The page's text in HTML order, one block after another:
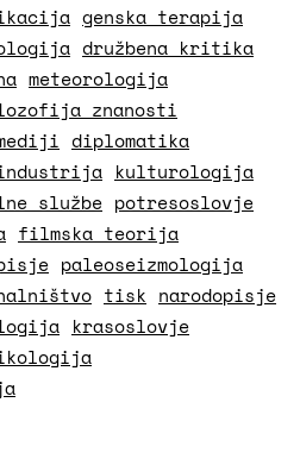
genska terapija
družbena kritika
meteorologija
znanosti
diplomatika
kulturologija
službe potresoslovje
filmska teorija
paleoseizmologija
tisk narodopisje
krasoslovje